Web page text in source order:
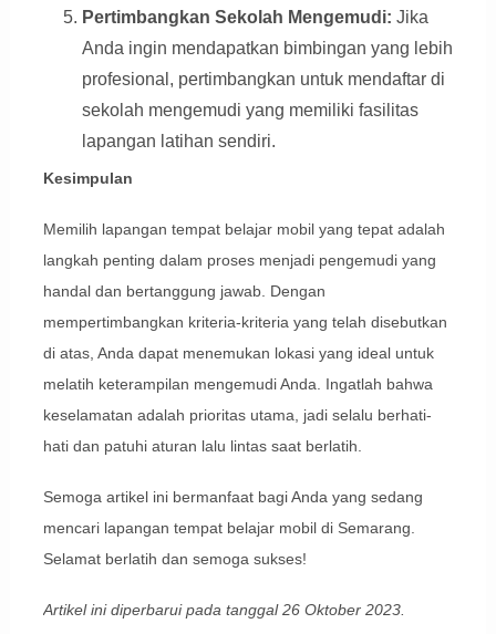
Pertimbangkan Sekolah Mengemudi: Jika
Anda ingin mendapatkan bimbingan yang lebih
profesional, pertimbangkan untuk mendaftar di
sekolah mengemudi yang memiliki fasilitas
lapangan latihan sendiri.
Kesimpulan
Memilih lapangan tempat belajar mobil yang tepat adalah
langkah penting dalam proses menjadi pengemudi yang
handal dan bertanggung jawab. Dengan
mempertimbangkan kriteria-kriteria yang telah disebutkan
di atas, Anda dapat menemukan lokasi yang ideal untuk
melatih keterampilan mengemudi Anda. Ingatlah bahwa
keselamatan adalah prioritas utama, jadi selalu berhati-
hati dan patuhi aturan lalu lintas saat berlatih.
Semoga artikel ini bermanfaat bagi Anda yang sedang
mencari lapangan tempat belajar mobil di Semarang.
Selamat berlatih dan semoga sukses!
Artikel ini diperbarui pada tanggal 26 Oktober 2023.